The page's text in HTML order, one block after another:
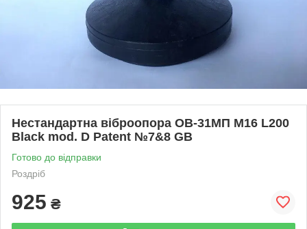
Нестандартна віброопора ОВ-31МП М16 L200
Black mod. D Patent №7&8 GB
Готово до відправки
Роздріб
925 ₴